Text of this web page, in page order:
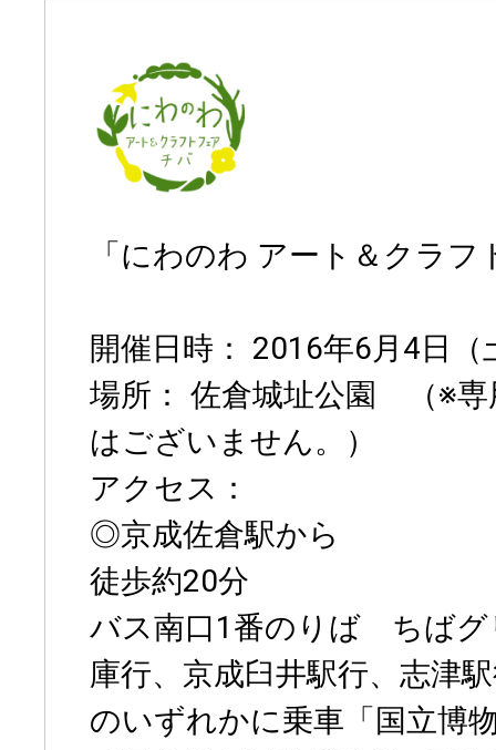
「にわのわ アート＆クラ
開催日時： 2016年6月4日（
場所： 佐倉城址公園 （※専
はございません。）
アクセス：
◎京成佐倉駅から
徒歩約20分
バス南口1番のりば ちばグ
庫行、京成臼井駅行、志津
のいずれかに乗車「国立博